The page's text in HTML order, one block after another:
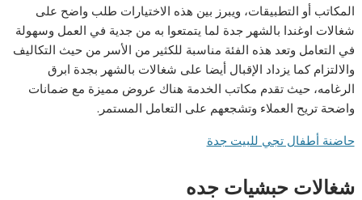
المكاتب أو التطبيقات، ويبرز بين هذه الاختيارات طلب واضح على
شغالات اوغندا بالشهر جدة لما يتمتعوا به من جدية في العمل وسهولة
في التعامل وتعد هذه الفئة مناسبة للكثير من الأسر من حيث التكاليف
والالتزام كما يزداد الإقبال أيضا على شغالات بالشهر بجدة ابرق
الرغامه، حيث تقدم مكاتب الخدمة هناك عروض مميزة مع ضمانات
واضحة تريح العملاء وتشجعهم على التعامل المستمر.
حاضنة أطفال تجي للبيت جدة
شغالات حبشيات جده